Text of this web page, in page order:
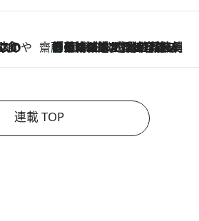
齋藤 薫 美容脳ルネサンス
2026.8.6
「荷物が増えるほど旅ストレスは増す」美容ジャーナリストがたどり着いた最終結論。“化粧品を劇的に減らす”感動の凝縮美容とは
連載 TOP